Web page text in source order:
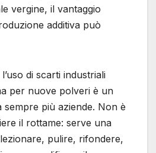
vergine, il vantaggio
additiva può
di scarti industriali
per nuove polveri è un
sempre più aziende. Non è
il rottame: serve una
pulire, rifondere,